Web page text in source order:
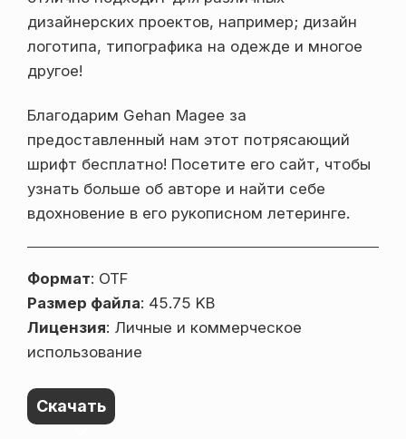
дизайнерских проектов, например; дизайн
логотипа, типографика на одежде и многое
другое!
Благодарим Gehan Magee за
предоставленный нам этот потрясающий
шрифт бесплатно! Посетите его сайт, чтобы
узнать больше об авторе и найти себе
вдохновение в его рукописном летеринге.
Формат: OTF
Размер файла: 45.75 KB
Лицензия: Личные и коммерческое
использование
Скачать